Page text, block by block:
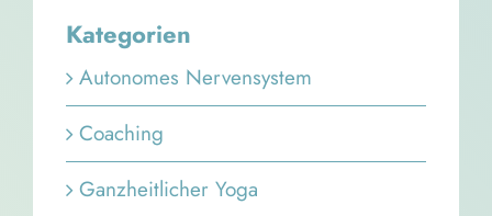
Kategorien
Autonomes Nervensystem
Coaching
Ganzheitlicher Yoga